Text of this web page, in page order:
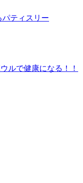
ティスリー
ルで健康になる！！